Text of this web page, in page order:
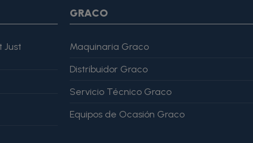
Just
GRACO
Maquinaria Graco
Distribuidor Graco
Servicio Técnico Graco
Equipos de Ocasión Graco
"name": "Alfonso Martínez" }, "reviewRating": {